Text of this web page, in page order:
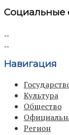
Социальные
Навигация
Культура
Общество
Регион